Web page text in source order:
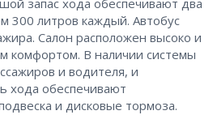
запас хода обеспечивают два
300 литров каждый. Автобус
Салон расположен высоко и
комфортом. В наличии системы
и водителя, и
хода обеспечивают
и дисковые тормоза.